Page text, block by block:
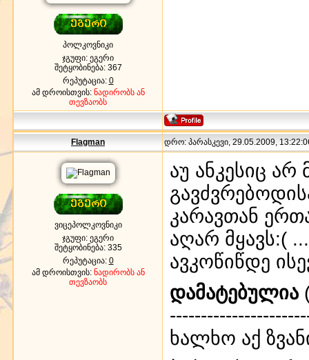
პოლკოვნიკი
ჯგუფი: ეგერი
შეტყობინება: 367
რეპუტაცია: 0
ამ დროისთვის: ნადირობს ან
თევზაობს
Flagman დრო: პარასკევი, 29.05.2009,
ვიცეპოლკოვნიკი
ჯგუფი: ეგერი
შეტყობინება: 335
რეპუტაცია: 0
ამ დროისთვის: ნადირობს ან
თევზაობს
აუ ანკესიც
კარავთან
აღარ მყავს:(
ავკოწიწდე
დამატებულია
ხალხო აქ